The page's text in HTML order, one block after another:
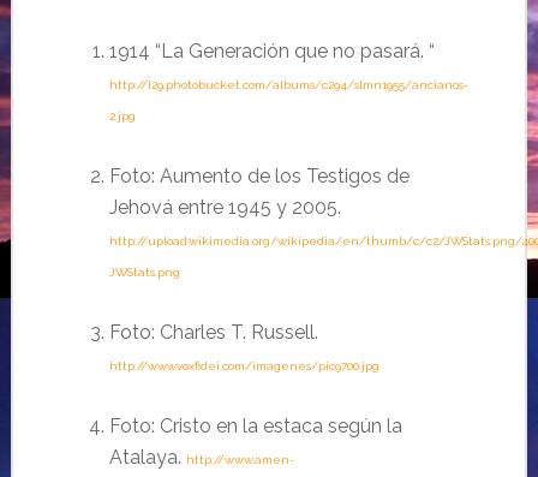
1914 “La Generación que no pasará. “
http://i29.photobucket.com/albums/c294/slmn1955/ancianos-
2.jpg
Foto: Aumento de los Testigos de
Jehová entre 1945 y 2005.
http://upload.wikimedia.org/wikipedia/en/thumb/c/c2/JWStats.png/
JWStats.png
Foto: Charles T. Russell.
http://www.voxfidei.com/imagenes/pic9700.jpg
Foto: Cristo en la estaca según la
Atalaya. http://www.amen-